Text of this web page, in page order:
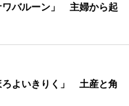
ワバルーン」 主婦から起
ろよいきりく」 土産と角